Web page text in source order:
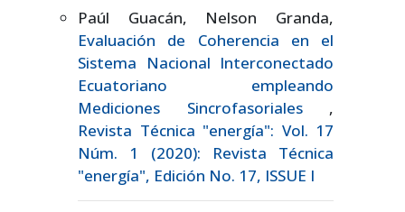
Paúl Guacán, Nelson Granda,
Evaluación de Coherencia en el
Sistema Nacional Interconectado
Ecuatoriano empleando
Mediciones Sincrofasoriales ,
Revista Técnica "energía": Vol. 17
Núm. 1 (2020): Revista Técnica
"energía", Edición No. 17, ISSUE I